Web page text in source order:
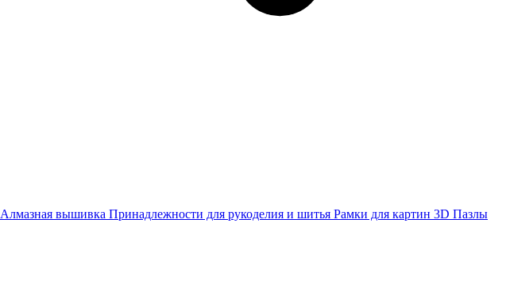
Алмазная вышивка Принадлежности для рукоделия и шитья Рамки для картин 3D Пазлы